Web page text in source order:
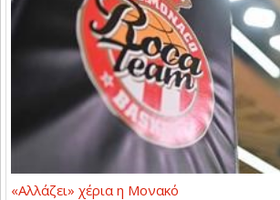
«Αλλάζει» χέρια η Μονακό